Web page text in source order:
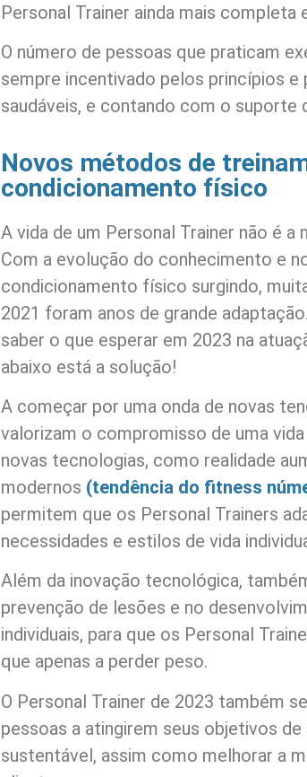
Personal Trainer ainda mais completa
O número de pessoas que praticam
sempre incentivado pelos princípios
saudáveis, e contando com o suporte
Novos métodos de
condicionamento físico
A vida de um Personal Trainer não é a
Com a evolução do conhecimento e
condicionamento físico surgindo,
2021 foram anos de grande
saber o que esperar em 2023 na
abaixo está a solução!
A começar por uma onda de novas
valorizam o compromisso de uma
novas tecnologias, como realidade
modernos (tendência do fitness
permitem que os Personal Trainers
necessidades e estilos de vida
Além da inovação tecnológica,
prevenção de lesões e no
individuais, para que os Personal
que apenas a perder peso.
O Personal Trainer de 2023 também
pessoas a atingirem seus objetivos
sustentável, assim como melhorar a